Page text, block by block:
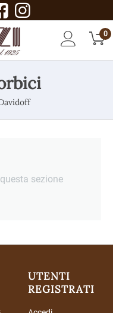
0
sezione
UTENTI
REGISTRATI